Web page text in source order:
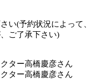
い(予約状況によって、
ご了承下さい)